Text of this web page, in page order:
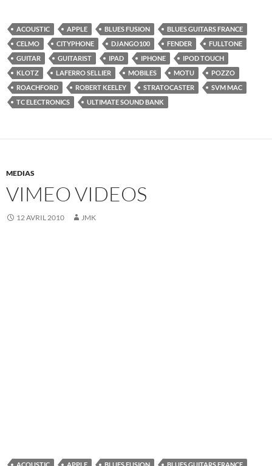
ACOUSTIC APPLE BLUES FUSION
BLUES GUITARS FRANCE
CELMO
CITYPHONE DJANGO100 FENDER
FULLTONE
GUITAR
GUITARIST IPAD IPHONE
IPOD TOUCH
KLOTZ
LAFERRO SELLIER MOBILES MOTU
POZZO
ROACHFORD
ROBERT KEELEY STRATOCASTER
SVM MAC
TC ELECTRONICS
ULTIMATE SOUND BANK
MEDIAS
VIMEO VIDEOS
12 AVRIL 2010 JMK